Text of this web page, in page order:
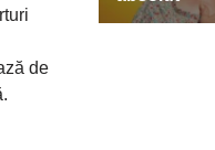
de